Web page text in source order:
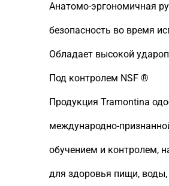
Анатомо-эргономичная
безопасность во время
Обладает высокой
Под контролем NSF ®
Продукция Tramontina
международно-
обучением и контролем,
для здоровья пищи,